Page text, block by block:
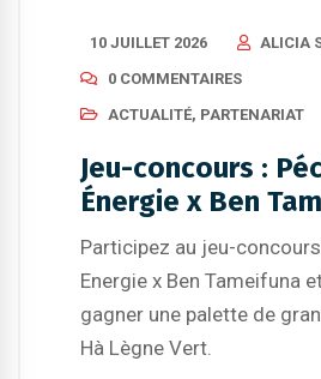
10 JUILLET 2026
ALICIA
0 COMMENTAIRES
ACTUALITÉ, PARTENARIAT
Jeu-concours :
Énergie x Ben
Participez au jeu-
Energie x Ben Tameifuna
gagner une palette de
Hà Lègne Vert.